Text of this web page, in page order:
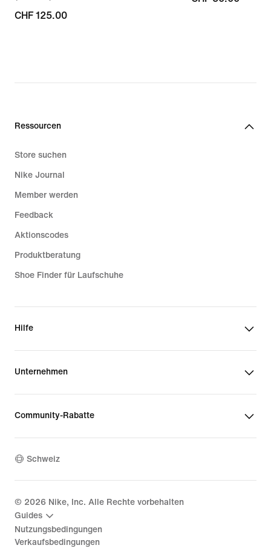
CHF 125.00
CHF 125.00
Ressourcen
Store suchen
Nike Journal
Member werden
Feedback
Aktionscodes
Produktberatung
Shoe Finder für Laufschuhe
Hilfe
Unternehmen
Community-Rabatte
Schweiz
© 2026 Nike, Inc. Alle Rechte vorbehalten
Guides
Nutzungsbedingungen
Verkaufsbedingungen